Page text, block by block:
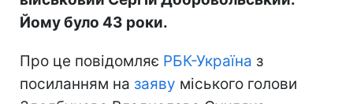
Йому було 43 роки.
Про це повідомляє РБК-Україна з
посиланням на заяву міського голови